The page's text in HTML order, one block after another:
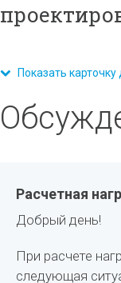
Показать карточку
Расчетная
Добрый день!
При расчете
следующая